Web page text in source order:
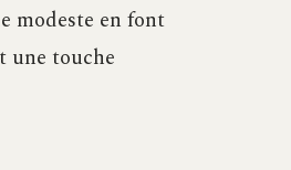
modeste en font
une touche